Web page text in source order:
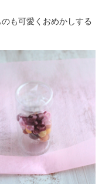
も可愛くおめかしする